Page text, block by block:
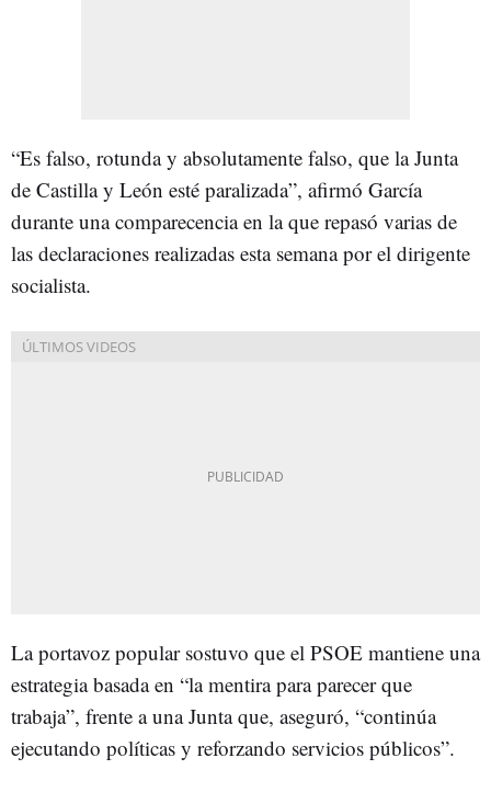
“Es falso, rotunda y absolutamente falso, que la Junta
de Castilla y León esté paralizada”, afirmó García
durante una comparecencia en la que repasó varias de
las declaraciones realizadas esta semana por el dirigente
socialista.
La portavoz popular sostuvo que el PSOE mantiene una
estrategia basada en “la mentira para parecer que
trabaja”, frente a una Junta que, aseguró, “continúa
ejecutando políticas y reforzando servicios públicos”.